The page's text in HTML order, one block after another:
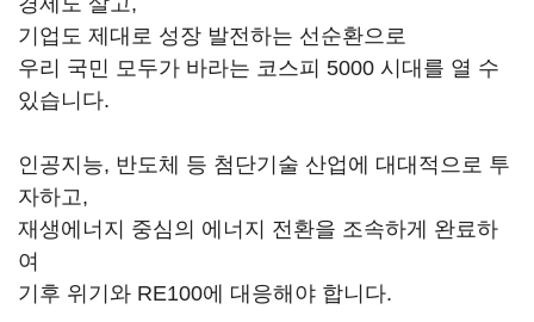
기업도 제대로 성장 발전하는 선순환으로
우리 국민 모두가 바라는 코스피 5000 시대를 열 수
있습니다.
인공지능, 반도체 등 첨단기술 산업에 대대적으로 투
자하고,
재생에너지 중심의 에너지 전환을 조속하게 완료하
여
기후 위기와 RE100에 대응해야 합니다.